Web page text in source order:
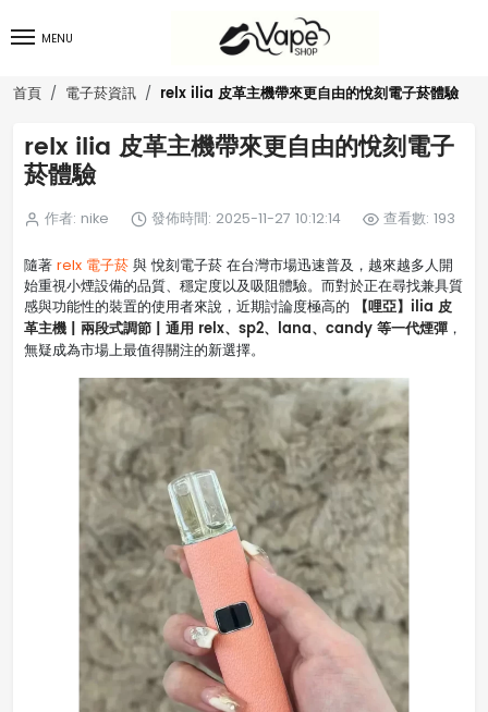
MENU
首頁 電子菸資訊 relx ilia 皮革主機帶來更自由的悅刻電子菸體驗
relx ilia 皮革主機帶來更自由的悅刻電子
菸體驗
作者: nike 發佈時間: 2025-11-27 10:12:14 查看數: 193
隨著 relx 電子菸 與 悅刻電子菸 在台灣市場迅速普及，越來越多人開
始重視小煙設備的品質、穩定度以及吸阻體驗。而對於正在尋找兼具質
感與功能性的裝置的使用者來說，近期討論度極高的
【哩亞】ilia 皮
革主機 | 兩段式調節 | 通用 relx、sp2、lana、candy 等一代煙彈 ，
無疑成為市場上最值得關注的新選擇。